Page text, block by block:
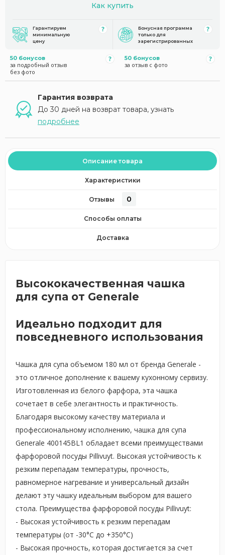
Как купить
Гарантируем
минимальную
цену
Бонусная программа
только для
зарегистрированных
50 бонусов
за подробный отзыв
без фото
50 бонусов
за отзыв с фото
Гарантия возврата
До 30 дней на возврат товара, узнать
подробнее
Описание товара
Характеристики
Отзывы 0
Способы оплаты
Доставка
Высококачественная чашка
для супа от Generale
Идеально подходит для
повседневного использования
Чашка для супа объемом 180 мл от бренда Generale -
это отличное дополнение к вашему кухонному сервизу.
Изготовленная из белого фарфора, эта чашка
сочетает в себе элегантность и практичность.
Благодаря высокому качеству материала и
профессиональному исполнению, чашка для супа
Generale 400145BL1 обладает всеми преимуществами
фарфоровой посуды Pillivuyt. Высокая устойчивость к
резким перепадам температуры, прочность,
равномерное нагревание и универсальный дизайн
делают эту чашку идеальным выбором для вашего
стола. Преимущества фарфоровой посуды Pillivuyt:
- Высокая устойчивость к резким перепадам
температуры (от -30°С до +350°С)
- Высокая прочность, которая достигается за счет